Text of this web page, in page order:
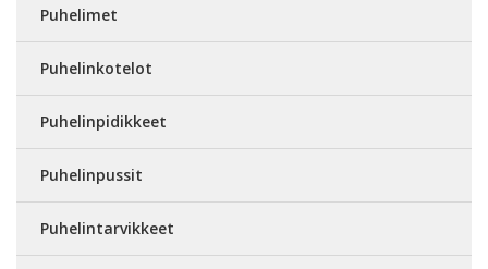
Puhelimet
Puhelinkotelot
Puhelinpidikkeet
Puhelinpussit
Puhelintarvikkeet